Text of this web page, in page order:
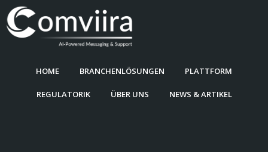
HOME BRANCHENLÖSUNGEN PLATTFORM
REGULATORIK ÜBER UNS NEWS & ARTIKEL